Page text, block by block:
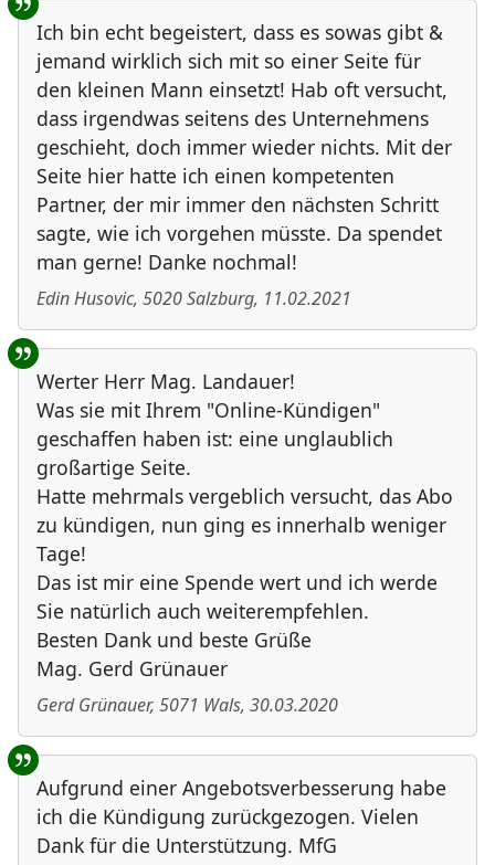
Ich bin echt begeistert, dass es sowas gibt &
jemand wirklich sich mit so einer Seite für
den kleinen Mann einsetzt! Hab oft versucht,
dass irgendwas seitens des Unternehmens
geschieht, doch immer wieder nichts. Mit der
Seite hier hatte ich einen kompetenten
Partner, der mir immer den nächsten Schritt
sagte, wie ich vorgehen müsste. Da spendet
man gerne! Danke nochmal!
Edin Husovic, 5020Salzburg, 11.02.2021
Werter Herr Mag. Landauer!
Was sie mit Ihrem "Online-Kündigen"
geschaffen haben ist: eine unglaublich
großartige Seite.
Hatte mehrmals vergeblich versucht, das Abo
zu kündigen, nun ging es innerhalb weniger
Tage!
Das ist mir eine Spende wert und ich werde
Sie natürlich auch weiterempfehlen.
Besten Dank und beste Grüße
Mag. Gerd Grünauer
Gerd Grünauer, 5071 Wals, 30.03.2020
Aufgrund einer Angebotsverbesserung habe
ich die Kündigung zurückgezogen. Vielen
Dank für die Unterstützung. MfG